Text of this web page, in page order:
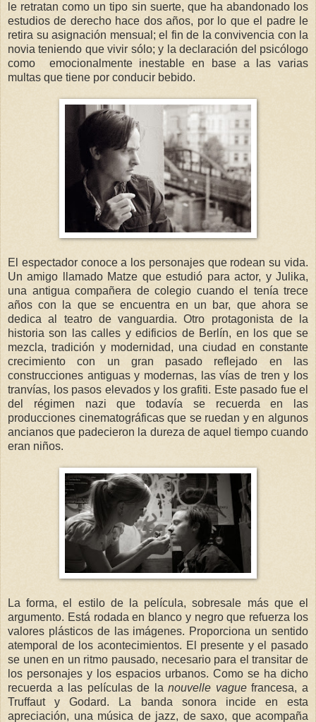
le retratan como un tipo sin suerte, que ha abandonado los
estudios de derecho hace dos años, por lo que el padre le
retira su asignación mensual; el fin de la convivencia con la
novia teniendo que vivir sólo; y la declaración del psicólogo
como emocionalmente inestable en base a las varias
multas que tiene por conducir bebido.
El espectador conoce a los personajes que rodean su vida.
Un amigo llamado Matze que estudió para actor, y Julika,
una antigua compañera de colegio cuando el tenía trece
años con la que se encuentra en un bar, que ahora se
dedica al teatro de vanguardia. Otro protagonista de la
historia son las calles y edificios de Berlín, en los que se
mezcla, tradición y modernidad, una ciudad en constante
crecimiento con un gran pasado reflejado en las
construcciones antiguas y modernas, las vías de tren y los
tranvías, los pasos elevados y los grafiti. Este pasado fue el
del régimen nazi que todavía se recuerda en las
producciones cinematográficas que se ruedan y en algunos
ancianos que padecieron la dureza de aquel tiempo cuando
eran niños.
La forma, el estilo de la película, sobresale más que el
argumento. Está rodada en blanco y negro que refuerza los
valores plásticos de las imágenes. Proporciona un sentido
atemporal de los acontecimientos. El presente y el pasado
se unen en un ritmo pausado, necesario para el transitar de
los personajes y los espacios urbanos. Como se ha dicho
recuerda a las películas de lanouvelle vaguefrancesa, a
Truffaut y Godard. La banda sonora incide en esta
apreciación, una música de jazz, de saxo, que acompaña